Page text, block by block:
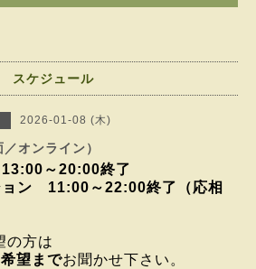
スケジュール
2026-01-08 (木)
オンライン）
13:00～20:00終了
ョン 11:00～22:00終了（応相
の方は
望までお聞かせ下さい。